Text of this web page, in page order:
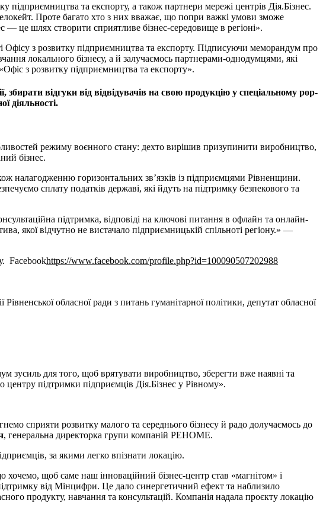
та експорту, а також партнери мережі центрів Дія.Бізнес.
Проте багато хто з них вважає, що попри важкі умови зможе
— це шлях створити сприятливе бізнес-середовище в регіоні».
Офісу з розвитку підприємництва та експорту. Підписуючи меморандум про
локального бізнесу, а й залучаємось партнерами-однодумцями, які
з розвитку підприємництва та експорту».
збирати відгуки від відвідувачів на свою продукцію у спеціальному pop-
діяльності.
режиму воєнного стану: дехто вирішив призупинити виробництво,
бізнес.
налагодженню горизонтальних зв’язків із підприємцями Рівненщини.
сплату податків державі, які йдуть на підтримку безпекового та
підтримка, відповіді на ключові питання в офлайн та онлайн-
якої відчутно не вистачало підприємницькій спільноті регіону.» —
Facebookhttps://www.facebook.com/profile.php?id=100090507202988
Рівненської обласної ради з питань гуманітарної політики, депутат обласної
зусиль для того, щоб врятувати виробництво, зберегти вже наявні та
центру підтримки підприємців Дія.Бізнес у Рівному».
сприяти розвитку малого та середнього бізнесу й радо долучаємось до
, генеральна директорка групи компаній РЕНОМЕ.
за якими легко впізнати локацію.
щоб саме наш інноваційний бізнес-центр став «магнітом» і
від Мінцифри. Це дало синергетичний ефект та наблизило
продукту, навчання та консультацій. Компанія надала проєкту локацію